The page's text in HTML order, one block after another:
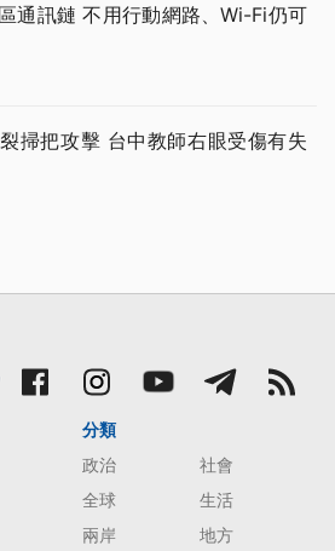
通訊鏈 不用行動網路、Wi-Fi仍可
掃把攻擊 台中教師右眼受傷有失
分類
政治
社會
全球
生活
兩岸
地方